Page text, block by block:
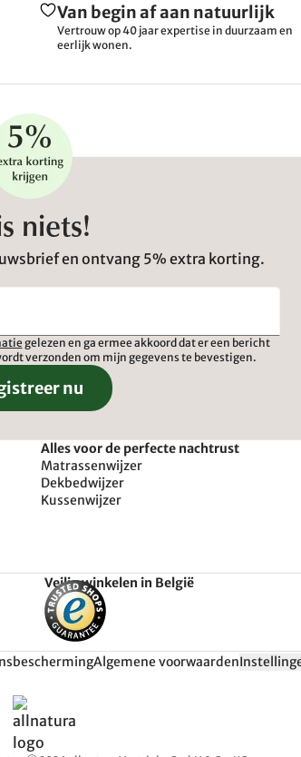
Van begin af aan natuurlijk
Vertrouw op 40 jaar expertise in duurzaam en
eerlijk wonen.
niets!
en ontvang 5% extra korting.
gelezen en ga ermee akkoord dat er een bericht
verzonden om mijn gegevens te bevestigen.
nu
Alles voor de perfecte nachtrust
Matrassenwijzer
Dekbedwijzer
Kussenwijzer
Veilig winkelen in België
Algemene voorwaarden